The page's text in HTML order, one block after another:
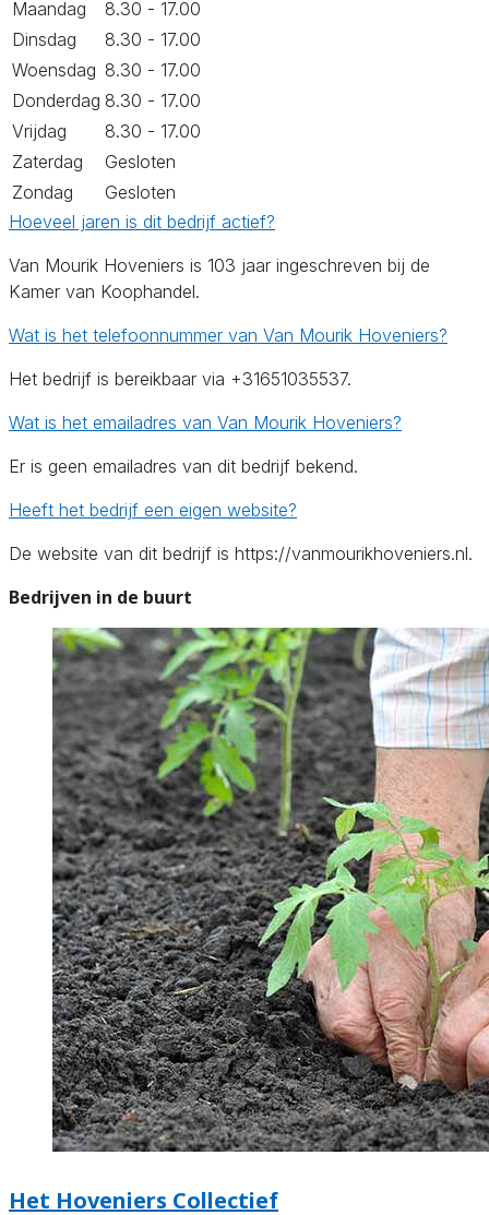
Maandag
8.30 - 17.00
Dinsdag
8.30 - 17.00
Woensdag 8.30 - 17.00
Donderdag 8.30 - 17.00
Vrijdag
8.30 - 17.00
Zaterdag
Gesloten
Zondag
Gesloten
Hoeveel jaren is dit bedrijf actief?
Van Mourik Hoveniers is 103 jaar ingeschreven bij de
Kamer van Koophandel.
Wat is het telefoonnummer van Van Mourik Hoveniers?
Het bedrijf is bereikbaar via +31651035537.
Wat is het emailadres van Van Mourik Hoveniers?
Er is geen emailadres van dit bedrijf bekend.
Heeft het bedrijf een eigen website?
De website van dit bedrijf is https://vanmourikhoveniers.nl.
Bedrijven in de buurt
Het Hoveniers Collectief